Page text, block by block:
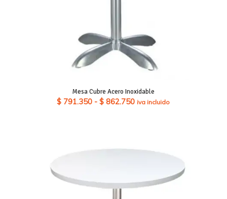
Mesa Cubre Acero Inoxidable
$ 791.350 - $ 862.750Rango
$ 791.350
$ 862.750
iva incluido